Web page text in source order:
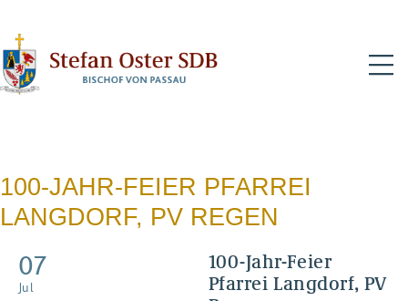
100-JAHR-FEIER PFARREI
LANGDORF, PV REGEN
07
Jul
100-Jahr-Feier
Pfarrei Langdorf, PV